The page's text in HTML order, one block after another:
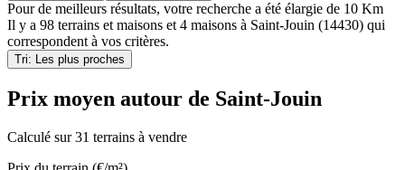
Pour de meilleurs résultats, votre recherche a été élargie de 10 Km
Il y a 98 terrains et maisons et 4 maisons à Saint-Jouin (14430) qui
correspondent à vos critères.
Tri: Les plus proches
Prix moyen autour de Saint-Jouin
Calculé sur 31 terrains à vendre